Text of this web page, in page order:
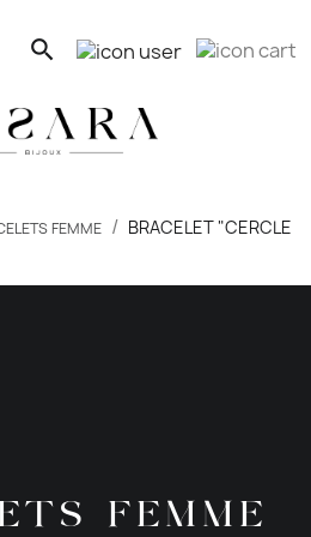
search
FEMME
BRACELET "CERCLE
FEMME